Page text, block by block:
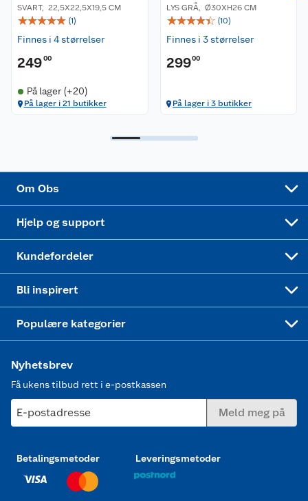
SVART, 22,5X22,5X19,5 CM
☆☆☆☆☆ (1)
Finnes i 4 størrelser
24900
På lager (+20)
På lager i 21 butikker
LYS GRÅ, Ø30XH26 CM
☆☆☆☆☆ (10)
Finnes i 3 størrelser
29900
På lager i 3 butikker
Om Obs
Ledige stillinger
Bærekraft
Hjelp og support
Leveringsalternativer
Pakkesporing
Kjøpsvilkår
Kundefordeler
Åpent kjøp
Coop medlem
Klikk og hent
Bli inspirert
Festdrakter til hele familien
Populære kategorier
Hagemøbler og utemøbler
Nyhetsbrev
Få ukens tilbud rett i e-postkassen
E-postadresse Meld meg på
Betalingsmetoder Leveringsmetoder